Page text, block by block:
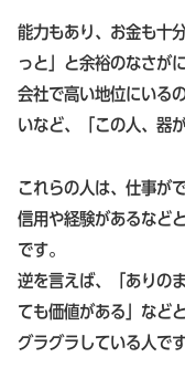
能力もあり、お金も十
っと」と余裕のなさが
会社で高い地位にいる
いなど、「この人、器
これらの人は、仕事が
信用や経験があるなど
です。
逆を言えば、「ありの
ても価値がある」など
グラグラしている人です